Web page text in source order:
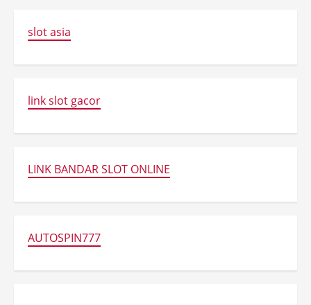
slot asia
link slot gacor
LINK BANDAR SLOT ONLINE
AUTOSPIN777